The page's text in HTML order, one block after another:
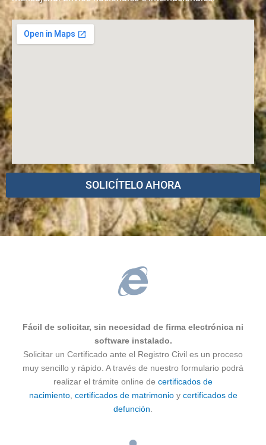
SOLICÍTELO AHORA
Fácil de solicitar, sin necesidad de firma electrónica ni
software instalado.
Solicitar un Certificado ante el Registro Civil es un proceso
muy sencillo y rápido. A través de nuestro formulario podrá
realizar el trámite online de certificados de
nacimiento, certificados de matrimonioy certificados de
defunción